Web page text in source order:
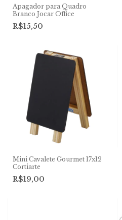
Apagador para Quadro
Branco Jocar Office
R$15,50
Mini Cavalete Gourmet 17x12
Cortiarte
R$19,00